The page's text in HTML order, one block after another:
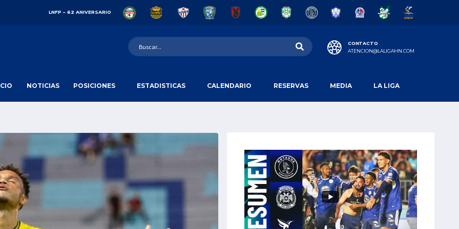
LNFP – 62 ANIVERSARIO
CONTACTO
ATENCION@LALIGAHN.COM
NOTICIAS POSICIONES ESTADISTICAS CALENDARIO RESERVAS MEDIA LA LIGA